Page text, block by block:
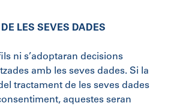
LES SEVES DADES
ni s’adoptaran decisions
amb les seves dades. Si la
tractament de les seves dades
aquestes seran